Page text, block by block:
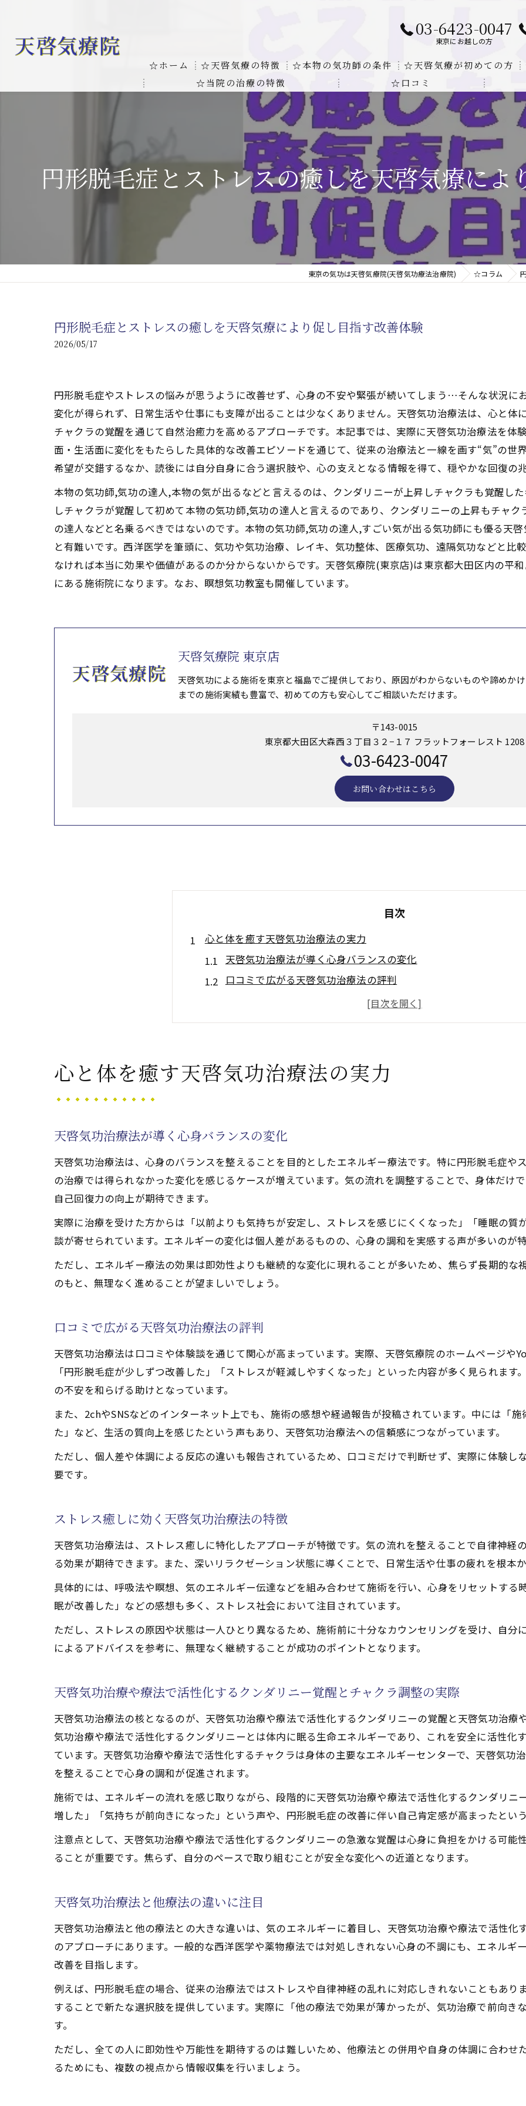
03-6423-0047
東京にお越しの方
☆ホーム ☆天啓気療の特徴
お客様の質問に対する回答
天啓気療に関する書籍
本物の気功師にも優るサイ能力の凄さ
気功治療や療法と天啓気療の違い
☆本物の気功師の条件
クンダリニーの上昇でチャクラの覚醒
☆天啓気療が初めての方
☆当院の治療の特徴
線維筋痛症が天啓気療により奇跡的な寛解
難病の疾患
難病治療に革命チャクラ覚醒サイ能力
肝臓の疾患
肝臓疾患の原因と症状を解明及び緩解法
心臓の疾患
腎臓の疾患
☆口コミ
円形脱毛症とストレスの癒しを天啓気療によ
東京の気功は天啓気療院(天啓気功療法治療院) ☆コラム
円形脱毛症とストレスの癒しを天啓気療により促し目指す改善体験
2026/05/17
円形脱毛症やストレスの悩みが思うように改善せず、心身の不安や緊張が続いてしまう…そんな状況に
変化が得られず、日常生活や仕事にも支障が出ることは少なくありません。天啓気功治療法は、心と体
チャクラの覚醒を通じて自然治癒力を高めるアプローチです。本記事では、実際に天啓気功治療法を体
面・生活面に変化をもたらした具体的な改善エピソードを通じて、従来の治療法と一線を画す“気”の世
希望が交錯するなか、読後には自分自身に合う選択肢や、心の支えとなる情報を得て、穏やかな回復の
本物の気功師,気功の達人,本物の気が出るなどと言えるのは、クンダリニーが上昇しチャクラも覚醒し
しチャクラが覚醒して初めて本物の気功師,気功の達人と言えるのであり、クンダリニーの上昇もチャ
の達人などと名乗るべきではないのです。本物の気功師,気功の達人,すごい気が出る気功師にも優る天
と有難いです。西洋医学を筆頭に、気功や気功治療、レイキ、気功整体、医療気功、遠隔気功などと比
なければ本当に効果や価値があるのか分からないからです。天啓気療院(東京店)は東京都大田区内の平
にある施術院になります。なお、瞑想気功教室も開催しています。
天啓気療院 東京店
天啓気功による施術を東京と福島でご提供しており、原因がわからないものや諦めか
までの施術実績も豊富で、初めての方も安心してご相談いただけます。
〒143-0015
東京都大田区大森西３丁目３２−１７ フラットフォーレスト 1208
03-6423-0047
お問い合わせはこちら
目次
心と体を癒す天啓気功治療法の実力
天啓気功治療法が導く心身バランスの変化
口コミで広がる天啓気功治療法の評判
ストレス癒しに効く天啓気功治療法の特徴
天啓気功治療や療法で活性化するクンダリニー覚醒とチャクラ調
ストレス軽減に導く天啓気功治療や療法で活性化するクンダリニー覚
天啓気功治療法で得られる天啓気功治療や療法で活性化するクン
天啓気功治療法の精神安定メカニズムとは
口コミから見る天啓気功治療や療法で活性化するクンダリニーの
円形脱毛症改善を目指す新たな一歩
天啓気功治療や療法で活性化するチャクラバランスが髪と心に及
ストレス起因の悩みに天啓気功治療法は有効か
口コミ体験談に学ぶ改善ステップとコツ
療院のスケジュール調整で続けやすさを確保
天啓気功治療法が天啓気功治療や療法で活性化するチャクラを整
天啓気功治療や療法で活性化するクンダリニー覚醒が自然治癒力
天啓気功治療や療法で活性化するチャクラ調整でストレスや不安
口コミで語られる体験者の回復エピソード
天啓気功治療法の料金や通院の実際に触れる
体験談で知る天啓気功治療法の効果
円形脱毛症改善のための天啓気功治療法実例
天啓気功治療や療法で活性化するチャクラ調整がもたらす生活面
穏やかな回復へ導くエネルギーバランス調整
心と体の回復に必要な天啓気功治療や療法で活性化するチャクラ
口コミやホームページで学ぶ回復のヒント
心と体を癒す天啓気功治療法の実力
天啓気功治療法が導く心身バランスの変化
天啓気功治療法は、心身のバランスを整えることを目的としたエネルギー療法です。特に円形脱毛症や
の治療では得られなかった変化を感じるケースが増えています。気の流れを調整することで、身体だけ
自己回復力の向上が期待できます。
実際に治療を受けた方からは「以前よりも気持ちが安定し、ストレスを感じにくくなった」「睡眠の質
談が寄せられています。エネルギーの変化は個人差があるものの、心身の調和を実感する声が多いのが
ただし、エネルギー療法の効果は即効性よりも継続的な変化に現れることが多いため、焦らず長期的な
のもと、無理なく進めることが望ましいでしょう。
口コミで広がる天啓気功治療法の評判
天啓気功治療法は口コミや体験談を通じて関心が高まっています。実際、天啓気療院のホームページや
「円形脱毛症が少しずつ改善した」「ストレスが軽減しやすくなった」といった内容が多く見られま
の不安を和らげる助けとなっています。
また、2chやSNSなどのインターネット上でも、施術の感想や経過報告が投稿されています。中には「
た」など、生活の質向上を感じたという声もあり、天啓気功治療法への信頼感につながっています。
ただし、個人差や体調による反応の違いも報告されているため、口コミだけで判断せず、実際に体験し
要です。
ストレス癒しに効く天啓気功治療法の特徴
天啓気功治療法は、ストレス癒しに特化したアプローチが特徴です。気の流れを整えることで自律神経
る効果が期待できます。また、深いリラクゼーション状態に導くことで、日常生活や仕事の疲れを根本
具体的には、呼吸法や瞑想、気のエネルギー伝達などを組み合わせて施術を行い、心身をリセットする
眠が改善した」などの感想も多く、ストレス社会において注目されています。
ただし、ストレスの原因や状態は一人ひとり異なるため、施術前に十分なカウンセリングを受け、自分
によるアドバイスを参考に、無理なく継続することが成功のポイントとなります。
天啓気功治療や療法で活性化するクンダリニー覚醒とチャクラ調整の実際
天啓気功治療法の核となるのが、天啓気功治療や療法で活性化するクンダリニーの覚醒と天啓気功治療
気功治療や療法で活性化するクンダリニーとは体内に眠る生命エネルギーであり、これを安全に活性化
ています。天啓気功治療や療法で活性化するチャクラは身体の主要なエネルギーセンターで、天啓気功
を整えることで心身の調和が促進されます。
施術では、エネルギーの流れを感じ取りながら、段階的に天啓気功治療や療法で活性化するクンダリニ
増した」「気持ちが前向きになった」という声や、円形脱毛症の改善に伴い自己肯定感が高まったとい
注意点として、天啓気功治療や療法で活性化するクンダリニーの急激な覚醒は心身に負担をかける可能
ることが重要です。焦らず、自分のペースで取り組むことが安全な変化への近道となります。
天啓気功治療法と他療法の違いに注目
天啓気功治療法と他の療法との大きな違いは、気のエネルギーに着目し、天啓気功治療や療法で活性
のアプローチにあります。一般的な西洋医学や薬物療法では対処しきれない心身の不調にも、エネルギ
改善を目指します。
例えば、円形脱毛症の場合、従来の治療法ではストレスや自律神経の乱れに対応しきれないこともあ
することで新たな選択肢を提供しています。実際に「他の療法で効果が薄かったが、気功治療で前向き
す。
ただし、全ての人に即効性や万能性を期待するのは難しいため、他療法との併用や自身の体調に合わせ
るためにも、複数の視点から情報収集を行いましょう。